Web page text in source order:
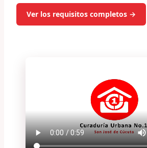
Ver los requisitos completos →